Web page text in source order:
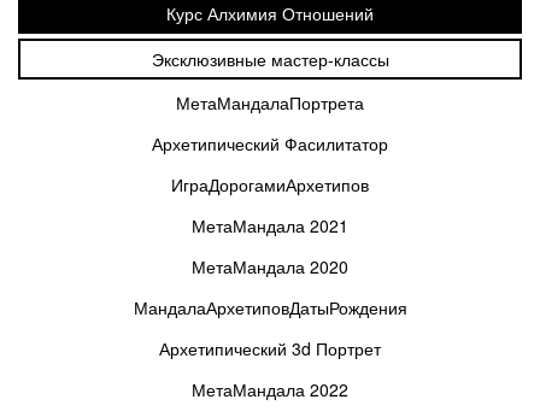
Курс Алхимия Отношений
Эксклюзивные мастер-классы
МетаМандалаПортрета
Архетипический Фасилитатор
ИграДорогамиАрхетипов
МетаМандала 2021
МетаМандала 2020
МандалаАрхетиповДатыРождения
Архетипический 3d Портрет
МетаМандала 2022